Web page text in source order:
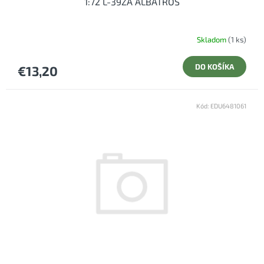
Skladom(1 ks)
€13,20 DO KOŠÍKA
Kód: EDU6481061